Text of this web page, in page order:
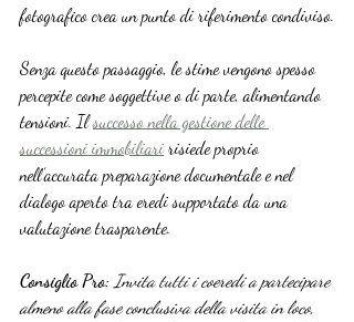
fotografico crea un punto di riferimento condiviso.
Senza questo passaggio, le stime vengono spesso
percepite come soggettive o di parte, alimentando
tensioni. Il successo nella gestione delle
successioni immobiliari risiede proprio
nell’accurata preparazione documentale e nel
dialogo aperto tra eredi supportato da una
valutazione trasparente.
Consiglio Pro: Invita tutti i coeredi a partecipare
almeno alla fase conclusiva della visita in loco,